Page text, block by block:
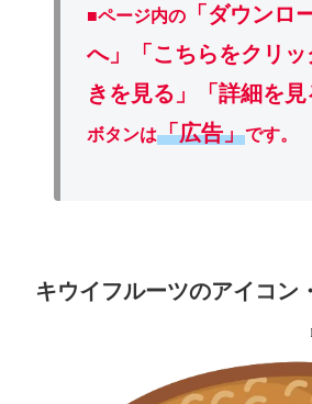
■ページ内の
「ダウンロ
へ」「こちらをクリ
きを見る」「詳細を
ボタンは「広告」です。
キウイフルーツのアイコン